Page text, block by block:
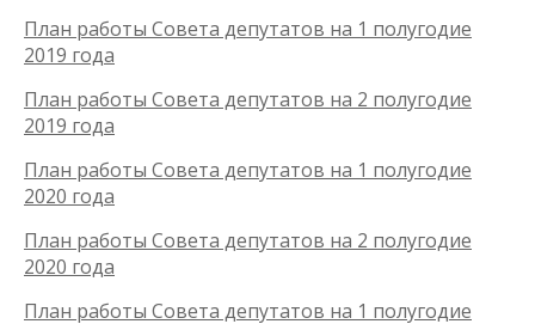
План работы Совета депутатов на 1 полугодие
2019 года
План работы Совета депутатов на 2 полугодие
2019 года
План работы Совета депутатов на 1 полугодие
2020 года
План работы Совета депутатов на 2 полугодие
2020 года
План работы Совета депутатов на 1 полугодие